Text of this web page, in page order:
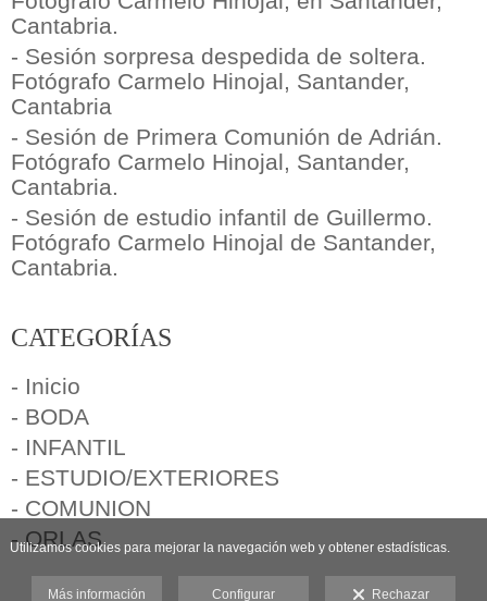
Cantabria.
- Sesión sorpresa despedida de soltera.
Fotógrafo Carmelo Hinojal, Santander,
Cantabria
- Sesión de Primera Comunión de Adrián.
Fotógrafo Carmelo Hinojal, Santander,
Cantabria.
- Sesión de estudio infantil de Guillermo.
Fotógrafo Carmelo Hinojal de Santander,
Cantabria.
CATEGORÍAS
- Inicio
- BODA
- INFANTIL
- ESTUDIO/EXTERIORES
- COMUNION
- ORLAS
Utilizamos cookies para mejorar la navegación web y obtener estadísticas.
Más información Configurar Rechazar